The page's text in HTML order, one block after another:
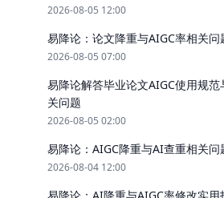
2026-08-05 12:00
易降论：论文降重与AIGC率相关问
2026-08-05 07:00
易降论解答毕业论文AIGC使用规范
关问题
2026-08-05 02:00
易降论：AIGC降重与AI查重相关问
2026-08-04 12:00